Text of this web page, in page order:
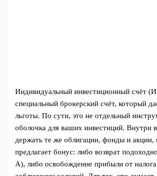
Индивидуальный инвестиционный счёт
специальный брокерский счёт, который
льготы. По сути, это не отдельный
оболочка для ваших инвестиций. Внутри
держать те же облигации, фонды и акции,
предлагает бонус: либо возврат
А), либо освобождение прибыли от